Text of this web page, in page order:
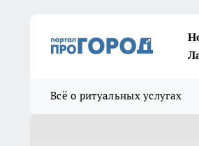
Всё о ритуальных услугах